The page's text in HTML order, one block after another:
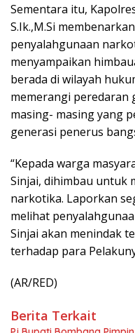
Sementara itu,
S.Ik.,M.Si
penyalahgunaan
menyampaikan
berada di wilayah
memerangi
masing- masing yang
generasi penerus
“Kepada warga
Sinjai, dihimbau untuk
narkotika. Laporkan
melihat
Sinjai akan menindak
terhadap para
(AR/RED)
Berita Terkait